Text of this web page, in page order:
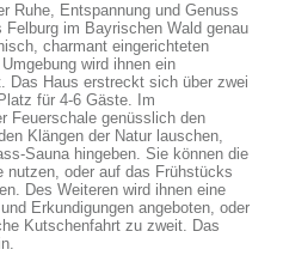
Ruhe, Entspannung und Genuss
im Bayrischen Wald genau
charmant eingerichteten
wird ihnen ein
Das Haus erstreckt sich über zwei
für 4-6 Gäste. Im
Feuerschale genüsslich den
Klängen der Natur lauschen,
Sauna hingeben. Sie können die
nutzen, oder auf das Frühstücks
Des Weiteren wird ihnen eine
Erkundigungen angeboten, oder
Kutschenfahrt zu zweit. Das